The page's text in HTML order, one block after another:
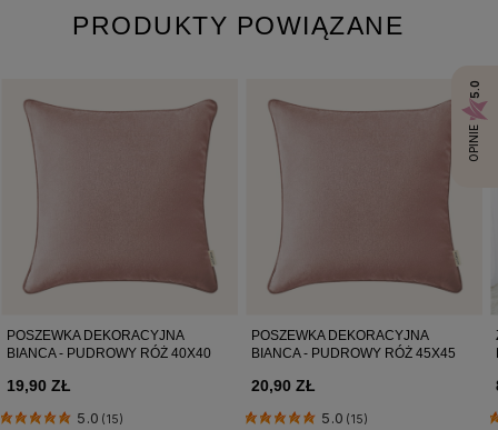
Pobierz instrukcję bezpieczeństwa produktu
PRODUKTY POWIĄZANE
POSZEWKA DEKORACYJNA
BIANCA - PUDROWY RÓŻ 40X40
19,90 ZŁ
5.0 (15)
POSZEWKA DEKORACYJNA
BIANCA - PUDROWY RÓŻ 45X45
20,90 ZŁ
5.0 (15)
OPINIE
5.0